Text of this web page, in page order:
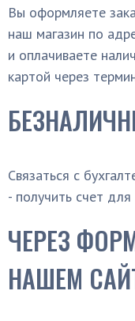
Вы оформляете
наш магазин по
и оплачиваете
картой через
Связаться с
- получить счет
ЧЕРЕЗ
НАШЕМ